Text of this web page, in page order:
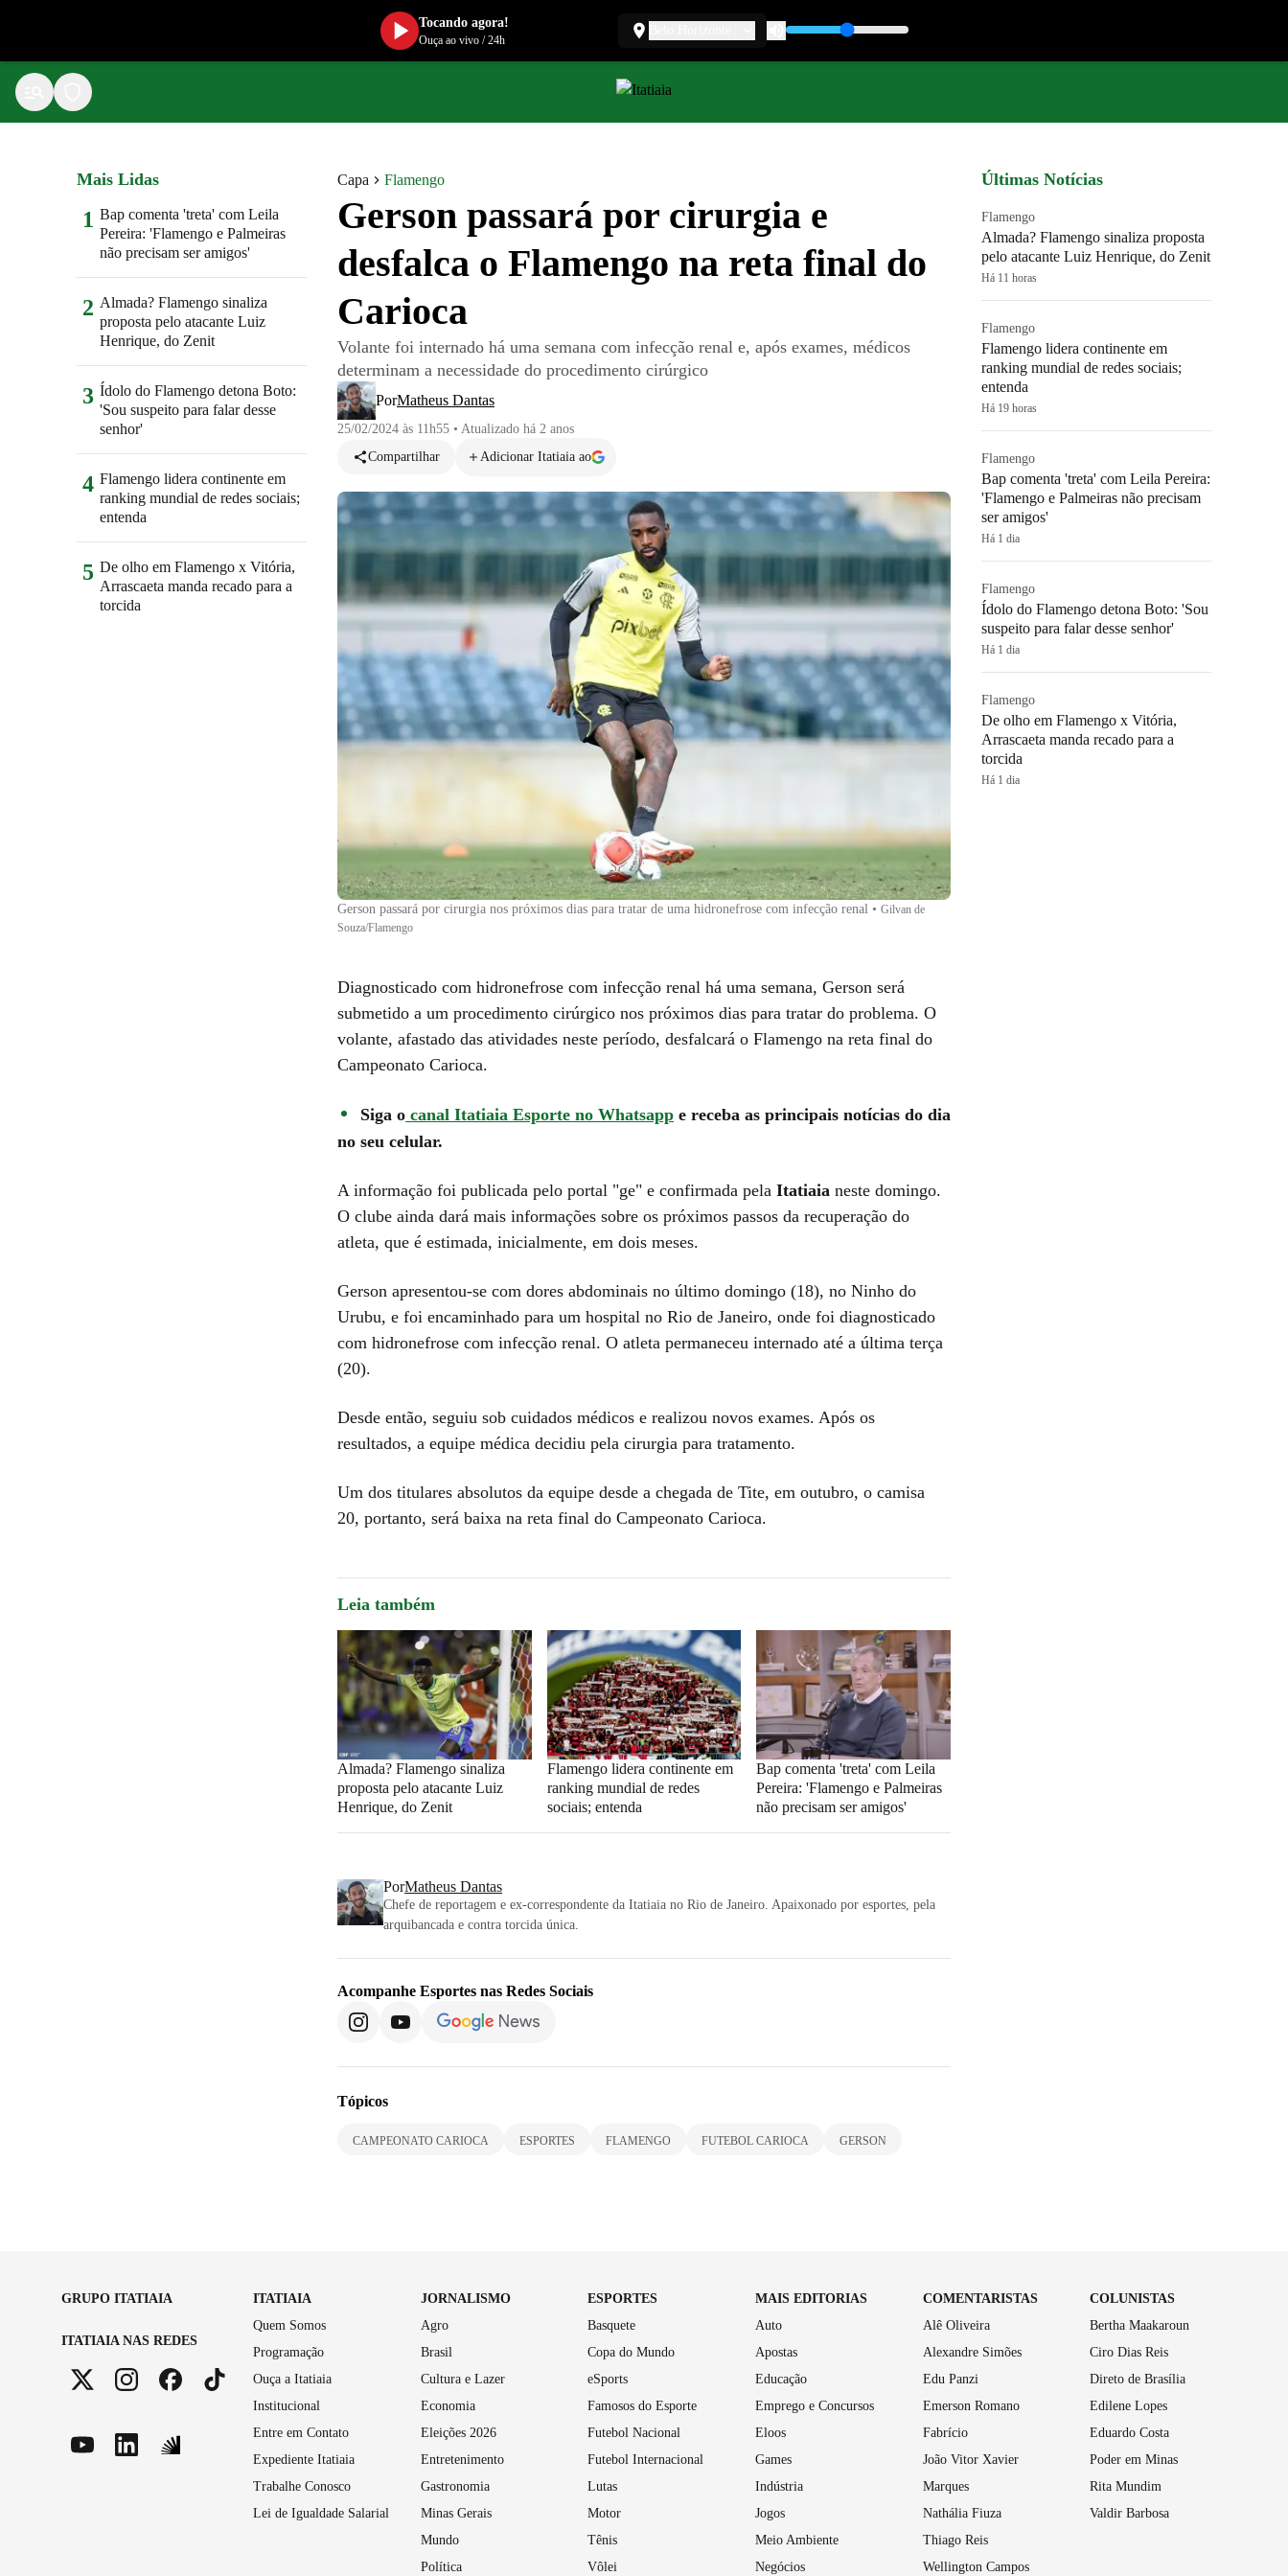
Capa Flamengo
Gerson passará por cirurgia e
desfalca o Flamengo na reta final do
Carioca
Volante foi internado há uma semana com infecção renal e, após exames, médicos
determinam a necessidade do procedimento cirúrgico
PorMatheus Dantas
25/02/2024 às 11h55 • Atualizado há 2 anos
Compartilhar
Adicionar Itatiaia ao
Gerson passará por cirurgia nos próximos dias para tratar de uma hidronefrose com infecção renal • Gilvan de
Souza/Flamengo
Diagnosticado com hidronefrose com infecção renal há uma semana, Gerson será
submetido a um procedimento cirúrgico nos próximos dias para tratar do problema. O
volante, afastado das atividades neste período, desfalcará o Flamengo na reta final do
Campeonato Carioca.
Siga o canal Itatiaia Esporte no Whatsapp e receba as principais notícias do dia
no seu celular.
A informação foi publicada pelo portal "ge" e confirmada pela Itatiaia neste domingo.
O clube ainda dará mais informações sobre os próximos passos da recuperação do
atleta, que é estimada, inicialmente, em dois meses.
Gerson apresentou-se com dores abdominais no último domingo (18), no Ninho do
Urubu, e foi encaminhado para um hospital no Rio de Janeiro, onde foi diagnosticado
com hidronefrose com infecção renal. O atleta permaneceu internado até a última terça
(20).
Desde então, seguiu sob cuidados médicos e realizou novos exames. Após os
resultados, a equipe médica decidiu pela cirurgia para tratamento.
Um dos titulares absolutos da equipe desde a chegada de Tite, em outubro, o camisa
20, portanto, será baixa na reta final do Campeonato Carioca.
Leia também
Almada? Flamengo sinaliza
proposta pelo atacante Luiz
Henrique, do Zenit
Flamengo lidera continente em
ranking mundial de redes
sociais; entenda
Bap comenta 'treta' com Leila
Pereira: 'Flamengo e Palmeiras
não precisam ser amigos'
PorMatheus Dantas
Chefe de reportagem e ex-correspondente da Itatiaia no Rio de Janeiro. Apaixonado por esportes, pela
arquibancada e contra torcida única.
Acompanhe Esportes nas Redes Sociais
Tópicos
CAMPEONATO CARIOCA ESPORTES FLAMENGO FUTEBOL CARIOCA GERSON
Mais Lidas
1 Bap comenta 'treta' com Leila
Pereira: 'Flamengo e Palmeiras
não precisam ser amigos'
2 Almada? Flamengo sinaliza
proposta pelo atacante Luiz
Henrique, do Zenit
3 Ídolo do Flamengo detona Boto:
'Sou suspeito para falar desse
senhor'
4 Flamengo lidera continente em
ranking mundial de redes sociais;
entenda
5 De olho em Flamengo x Vitória,
Arrascaeta manda recado para a
torcida
Últimas Notícias
Flamengo
Almada? Flamengo sinaliza proposta
pelo atacante Luiz Henrique, do Zenit
Há 11 horas
Flamengo
Flamengo lidera continente em
ranking mundial de redes sociais;
entenda
Há 19 horas
Flamengo
Bap comenta 'treta' com Leila Pereira:
'Flamengo e Palmeiras não precisam
ser amigos'
Há 1 dia
Flamengo
Ídolo do Flamengo detona Boto: 'Sou
suspeito para falar desse senhor'
Há 1 dia
Flamengo
De olho em Flamengo x Vitória,
Arrascaeta manda recado para a
torcida
Há 1 dia
GRUPO ITATIAIA
ITATIAIA NAS REDES
ITATIAIA
Quem Somos
Programação
Ouça a Itatiaia
Institucional
Entre em Contato
Expediente Itatiaia
Trabalhe Conosco
Lei de Igualdade Salarial
JORNALISMO
Agro
Brasil
Cultura e Lazer
Economia
Eleições 2026
Entretenimento
Gastronomia
Minas Gerais
Mundo
Política
ESPORTES
Basquete
Copa do Mundo
eSports
Famosos do Esporte
Futebol Nacional
Futebol Internacional
Lutas
Motor
Tênis
Vôlei
MAIS EDITORIAS
Auto
Apostas
Educação
Emprego e Concursos
Eloos
Games
Indústria
Jogos
Meio Ambiente
Negócios
COMENTARISTAS
Alê Oliveira
Alexandre Simões
Edu Panzi
Emerson Romano
Fabrício
João Vitor Xavier
Marques
Nathália Fiuza
Thiago Reis
Wellington Campos
COLUNISTAS
Bertha Maakaroun
Ciro Dias Reis
Direto de Brasília
Edilene Lopes
Eduardo Costa
Poder em Minas
Rita Mundim
Valdir Barbosa
Tocando agora!
Ouça ao vivo/24h